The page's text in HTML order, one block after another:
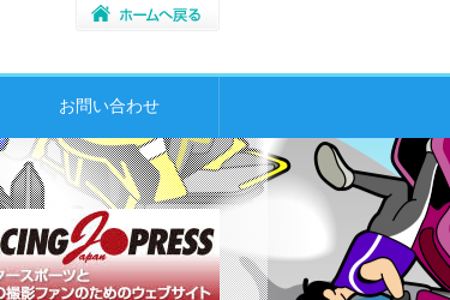
お問い合わせ